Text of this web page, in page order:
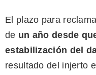
El plazo para
de un año desde
estabilización del
resultado del injerto